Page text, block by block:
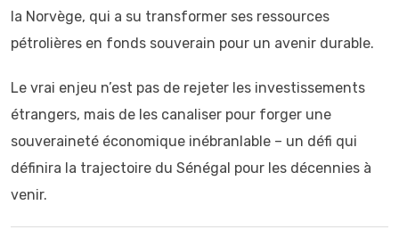
la Norvège, qui a su transformer ses ressources
pétrolières en fonds souverain pour un avenir durable.
Le vrai enjeu n’est pas de rejeter les investissements
étrangers, mais de les canaliser pour forger une
souveraineté économique inébranlable – un défi qui
définira la trajectoire du Sénégal pour les décennies à
venir.